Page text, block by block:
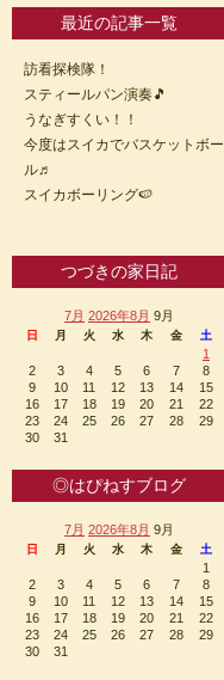
最近の記事一覧
訪看探検隊！
スティールパン演奏🎵
うなぎすくい！！
今度はスイカでバスケットボー
ル♬
スイカボーリング🍉
つづきの家日記
7月 2026年8月 9月
日 月 火 水 木 金 土
1
2
3 4 5 6 7
8
9
10 11 12 13 14
15
16
17 18 19 20 21
22
23
24 25 26 27 28
29
30
31
◎はぴねすブログ
7月 2026年8月 9月
日 月 火 水 木 金 土
1
2
3 4 5 6 7
8
9
10 11 12 13 14
15
16
17 18 19 20 21
22
23
24 25 26 27 28
29
30
31